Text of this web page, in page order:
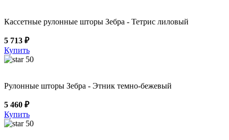
Кассетные рулонные шторы Зебра - Тетрис лиловый
5 713 ₽
Купить
50
Рулонные шторы Зебра - Этник темно-бежевый
5 460 ₽
Купить
50